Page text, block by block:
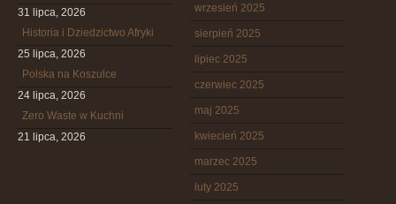
31 lipca, 2026
Historia i Dziedzictwo Afryki
25 lipca, 2026
Polska na Koszulce
24 lipca, 2026
Zero Waste w Kuchni
21 lipca, 2026
wrzesień 2025
sierpień 2025
lipiec 2025
czerwiec 2025
maj 2025
kwiecień 2025
marzec 2025
luty 2025